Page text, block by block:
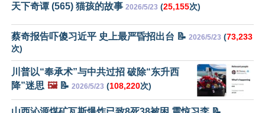
天下奇谭 (565) 猫孩的故事 2026/5/23 (25,155次)
蔡奇报告吓傻习近平 史上最严昏招出台 📝 2026/5/23 (73,233
次)
川普以“奉承术”与中共过招 破除“东升西
降”迷思 🖼️📝 2026/5/23 (108,220次)